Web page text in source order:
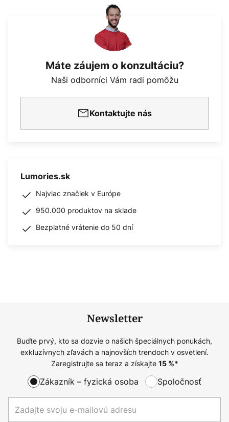
Máte záujem o konzultáciu?
Naši odborníci Vám radi pomôžu
Kontaktujte nás
Lumories.sk
Najviac značiek v Európe
950.000 produktov na sklade
Bezplatné vrátenie do 50 dní
Newsletter
Buďte prvý, kto sa dozvie o našich špeciálnych ponukách,
exkluzívnych zľavách a najnovších trendoch v osvetlení.
Zaregistrujte sa teraz a získajte 15%*
Zákazník – fyzická osoba Spoločnosť